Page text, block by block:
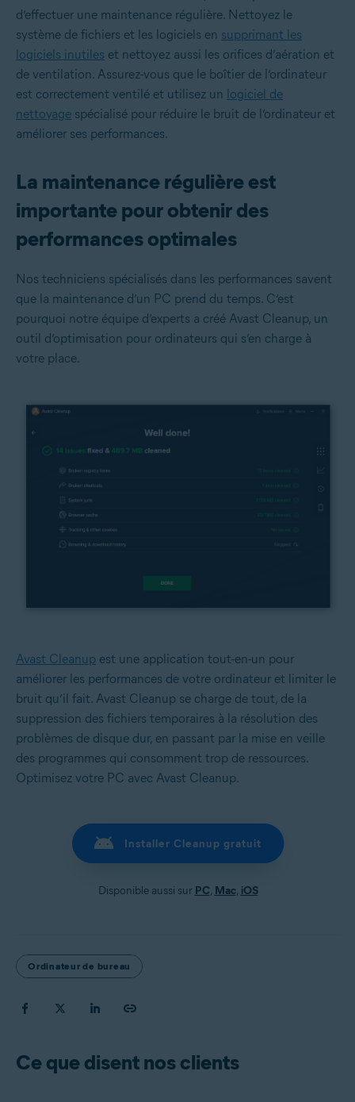
d’effectuer une maintenance régulière. Nettoyez le
système de fichiers et les logiciels en supprimant les
logiciels inutiles et nettoyez aussi les orifices d’aération et
de ventilation. Assurez-vous que le boîtier de l’ordinateur
est correctement ventilé et utilisez un logiciel de
nettoyage spécialisé pour réduire le bruit de l’ordinateur et
améliorer ses performances.
La maintenance régulière est
importante pour obtenir des
performances optimales
Nos techniciens spécialisés dans les performances savent
que la maintenance d’un PC prend du temps. C’est
pourquoi notre équipe d’experts a créé Avast Cleanup, un
outil d’optimisation pour ordinateurs qui s’en charge à
votre place.
Avast Cleanup est une application tout-en-un pour
améliorer les performances de votre ordinateur et limiter le
bruit qu’il fait. Avast Cleanup se charge de tout, de la
suppression des fichiers temporaires à la résolution des
problèmes de disque dur, en passant par la mise en veille
des programmes qui consomment trop de ressources.
Optimisez votre PC avec Avast Cleanup.
Installer Cleanup gratuit
Disponible aussi sur PC, Mac, iOS
Ordinateur de bureau
Ce que disent nos clients